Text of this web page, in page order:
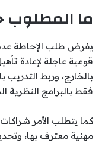
ما المطلوب
يفرض طلب الإحاطة
قومية عاجلة لإعادة
بالخارج، وربط التدريب
فقط بالبرامج النظرية
كما يتطلب الأمر
مهنية معترف بها،